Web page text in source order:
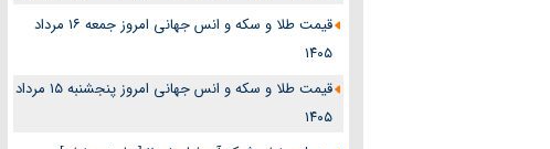
قیمت طلا و سکه و انس جهانی امروز جمعه ۱۶ مرداد
۱۴۰۵
قیمت طلا و سکه و انس جهانی امروز پنجشنبه ۱۵ مرداد
۱۴۰۵